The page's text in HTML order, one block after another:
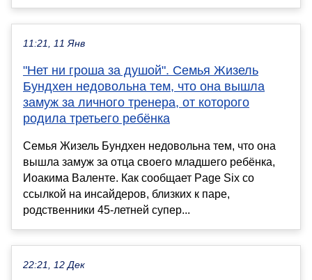
11:21, 11 Янв
"Нет ни гроша за душой". Семья Жизель
Бундхен недовольна тем, что она вышла
замуж за личного тренера, от которого
родила третьего ребёнка
Семья Жизель Бундхен недовольна тем, что она
вышла замуж за отца своего младшего ребёнка,
Иоакима Валенте. Как сообщает Page Six со
ссылкой на инсайдеров, близких к паре,
родственники 45-летней супер...
22:21, 12 Дек